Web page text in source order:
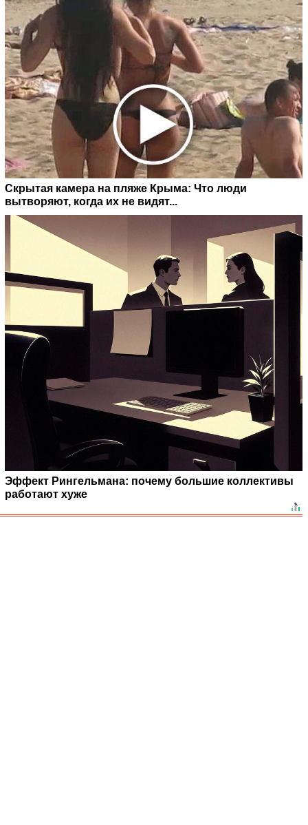
Скрытая камера на пляже Крыма: Что люди
вытворяют, когда их не видят...
Эффект Рингельмана: почему большие коллективы
работают хуже